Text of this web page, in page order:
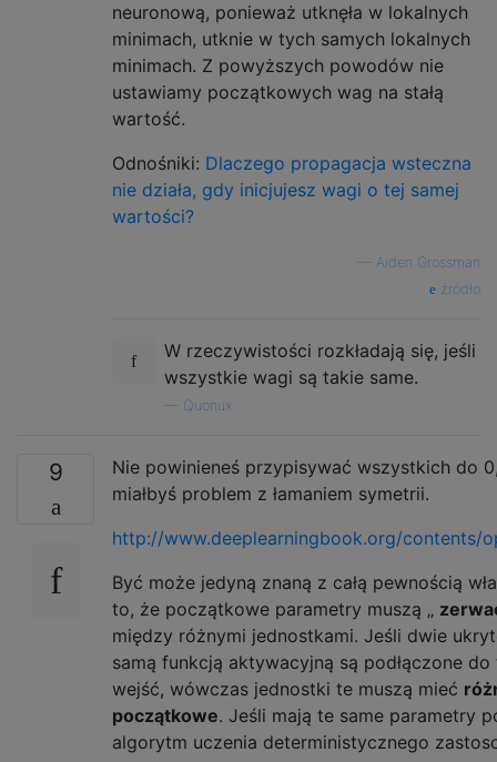
neuronową, ponieważ utknęła w lokalnych
minimach, utknie w tych samych lokalnych
minimach. Z powyższych powodów nie
ustawiamy początkowych wag na stałą
wartość.
Odnośniki: Dlaczego propagacja wsteczna
nie działa, gdy inicjujesz wagi o tej samej
wartości?
Aiden Grossman
źródło
W rzeczywistości rozkładają się, jeśli
wszystkie wagi są takie same.
Quonux
9
Nie powinieneś przypisywać wszystkich do
miałbyś problem z łamaniem symetrii.
http://www.deeplearningbook.org/contents/
Być może jedyną znaną z całą pewnością
to, że początkowe parametry muszą „
między różnymi jednostkami. Jeśli dwie
samą funkcją aktywacyjną są podłączone
wejść, wówczas jednostki te muszą mieć
początkowe. Jeśli mają te same parametry
algorytm uczenia deterministycznego